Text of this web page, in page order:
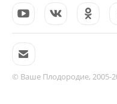
© Ваше Плодородие, 2005-